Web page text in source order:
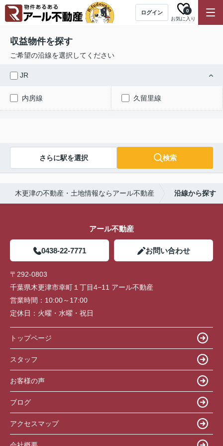
ログイン
お気に入り
0
収益物件を探す
ご希望の沿線を選択してください
JR
内房線 久留里線
さらに駅を選択 検索
木更津の不動産・土地情報ならアール不動産 沿線から探す
アール不動産
0438-22-7771 お問い合わせ
〒292-0803
千葉県木更津市幸町１丁目4−11 アール不動産
営業時間： 10:00～17:00
定休日： 火曜・水曜・祝日
トップページ
スタッフ
お客様の声
ブログ
アクセスマップ